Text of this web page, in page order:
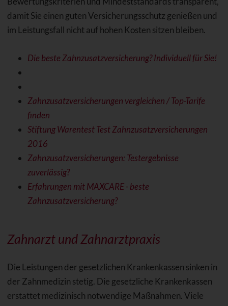
damit Sie einen guten Versicherungsschutz genießen und
im Leistungsfall nicht auf hohen Kosten sitzen bleiben.
Die beste Zahnzusatzversicherung? Individuell für Sie!
Zahnzusatzversicherungen vergleichen / Top-Tarife
finden
Stiftung Warentest Test Zahnzusatzversicherungen
2016
Zahnzusatzversicherungen: Testergebnisse
zuverlässig?
Erfahrungen mit MAXCARE - beste
Zahnzusatzversicherung?
Zahnarzt und Zahnarztpraxis
Die Leistungen der gesetzlichen Krankenkassen sinken in
der Zahnmedizin stetig. Die gesetzliche Krankenkassen
erstattet medizinisch notwendige Maßnahmen. Viele